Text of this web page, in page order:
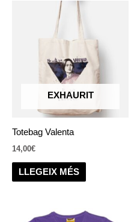
EXHAURIT
Totebag Valenta
14,00€
LLEGEIX MÉS